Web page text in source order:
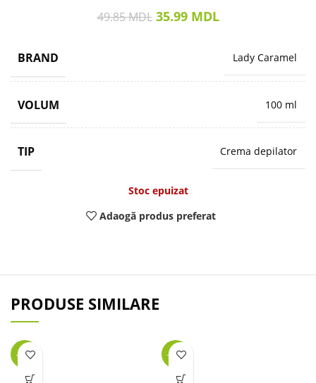
49.85MDL 35.99 MDL
BRAND Lady Caramel
VOLUM 100 ml
TIP Crema depilator
Stoc epuizat
Adaogă produs preferat
PRODUSE SIMILARE
-23% -23%